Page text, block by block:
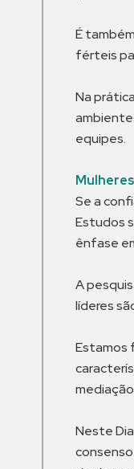
É
férteis
Na
equipes.
Se a
Estudos
ênfase
A
líderes
Estamos
Neste